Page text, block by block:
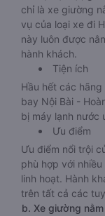
chỉ là xe giường
vụ của loại xe đi
này luôn được
hành khách.
Tiện ích
Hầu hết các
bay Nội Bài -
bị máy lạnh nước
Ưu điểm
Ưu điểm nổi trội
phù hợp với
linh hoạt. Hành
trên tất cả các
b. Xe giường